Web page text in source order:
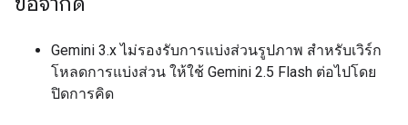
Gemini 3.x ไม่รองรับการแบ่งส่วนรูปภาพ สำหรับเวิร์ก
โหลดการแบ่งส่วน ให้ใช้ Gemini 2.5 Flash ต่อไปโดย
ปิดการคิด